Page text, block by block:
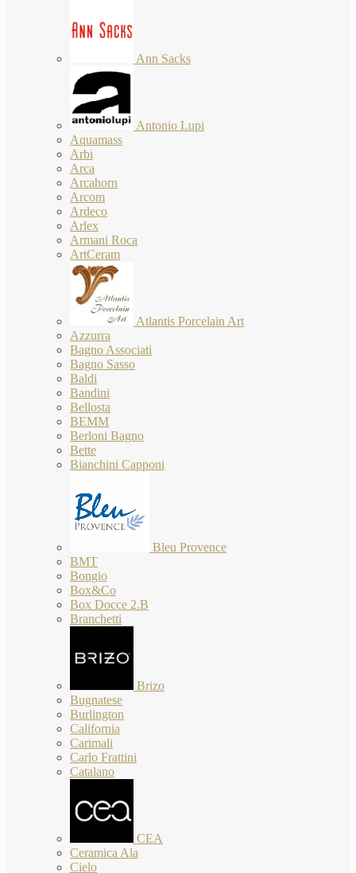
Ann Sacks
Antonio Lupi
Aquamass
Arbi
Arca
Arcahorn
Arcom
Ardeco
Arlex
Armani Roca
ArtCeram
Atlantis Porcelain Art
Azzurra
Bagno Associati
Bagno Sasso
Baldi
Bandini
Bellosta
BEMM
Berloni Bagno
Bette
Bianchini Capponi
Bleu Provence
BMT
Bongio
Box&Co
Box Docce 2.B
Branchetti
Brizo
Bugnatese
Burlington
California
Carimali
Carlo Frattini
Catalano
CEA
Ceramica Ala
Cielo